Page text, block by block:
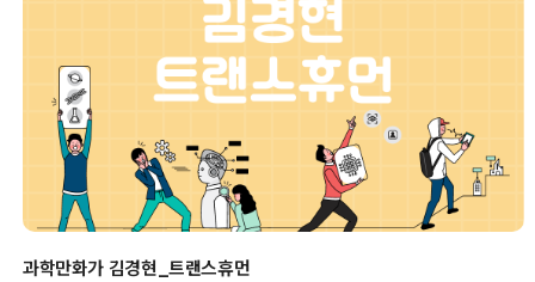
과학만화가 김경현_트랜스휴먼